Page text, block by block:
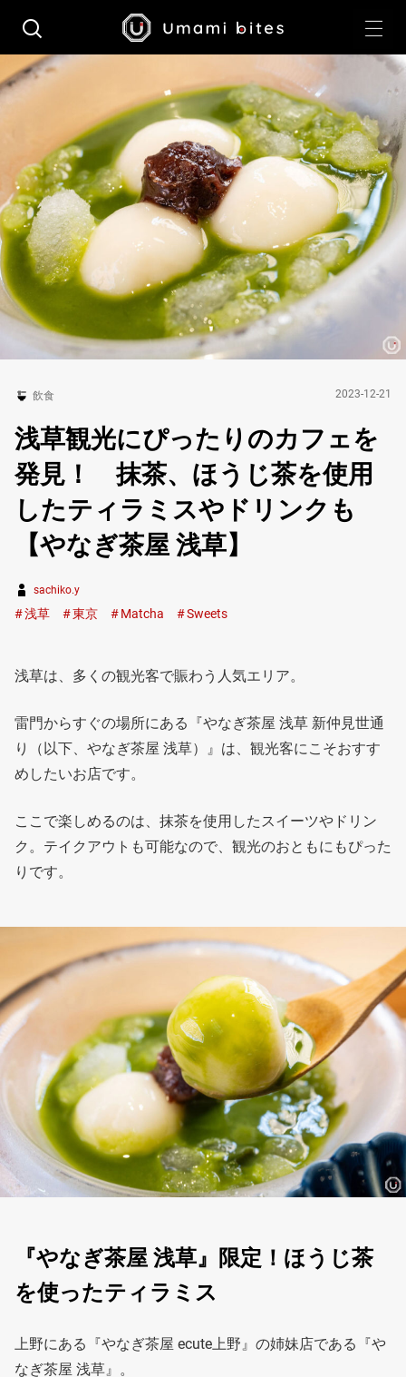
飲食 2023-12-21
浅草観光にぴったりのカフェを
発見！ 抹茶、ほうじ茶を使用
したティラミスやドリンクも
【やなぎ茶屋 浅草】
sachiko.y
浅草 東京 Matcha Sweets
浅草は、多くの観光客で賑わう人気エリア。
雷門からすぐの場所にある『やなぎ茶屋 浅草 新仲見世通
り（以下、やなぎ茶屋 浅草）』は、観光客にこそおすす
めしたいお店です。
ここで楽しめるのは、抹茶を使用したスイーツやドリン
ク。テイクアウトも可能なので、観光のおともにもぴった
りです。
『やなぎ茶屋 浅草』限定！ほうじ茶
を使ったティラミス
上野にある『やなぎ茶屋 ecute上野』の姉妹店である『や
なぎ茶屋 浅草』。